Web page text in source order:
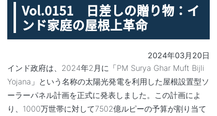
Vol.0151 日差しの贈り物：イ
ンド家庭の屋根上革命
2024年03月20日
インド政府は、2024年2月に「PM Surya Ghar Muft Bijli
Yojana」という名称の太陽光発電を利用した屋根設置型ソ
ーラーパネル計画を正式に発表しました。この計画によ
り、1000万世帯に対して7502億ルピーの予算が割り当て